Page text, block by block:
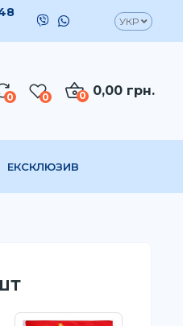
УКР
0 0 0,00 грн.
0
ЕКСКЛЮЗИВ